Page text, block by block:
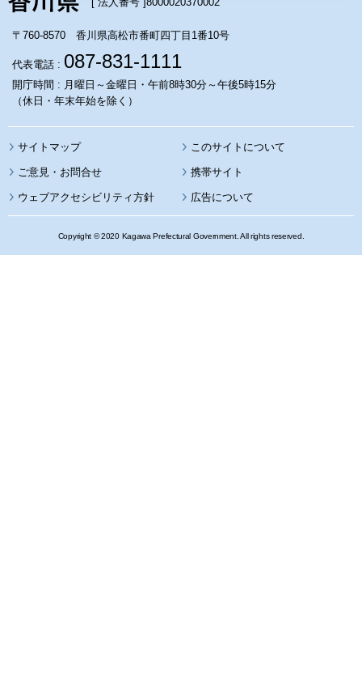
〒760-8570 香川県高松市番町四丁目1番10号
代表電話 : 087-831-1111
開庁時間 : 月曜日～金曜日・午前8時30分～午後5時15分
（休日・年末年始を除く）
サイトマップ このサイトについて
携帯サイト
ウェブアクセシビリティ方針 広告について
Copyright © 2020 Kagawa Prefectural Government. All rights reserved.